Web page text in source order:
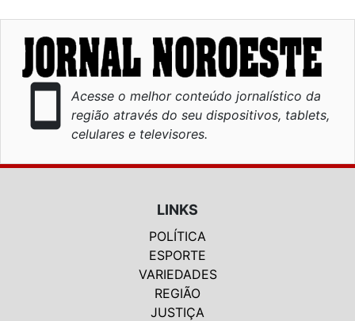
smartphone
Acesse o melhor conteúdo jornalístico da
região através do seu dispositivos, tablets,
celulares e televisores.
LINKS
POLÍTICA
ESPORTE
VARIEDADES
REGIÃO
JUSTIÇA